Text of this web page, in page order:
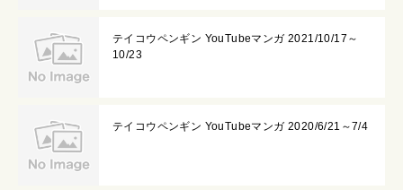
テイコウペンギン YouTubeマンガ 2021/10/17～
10/23
テイコウペンギン YouTubeマンガ 2020/6/21～7/4